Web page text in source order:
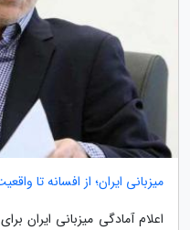
میزبانی ایران؛ از افسانه تا
اعلام آمادگی میزبانی ایران